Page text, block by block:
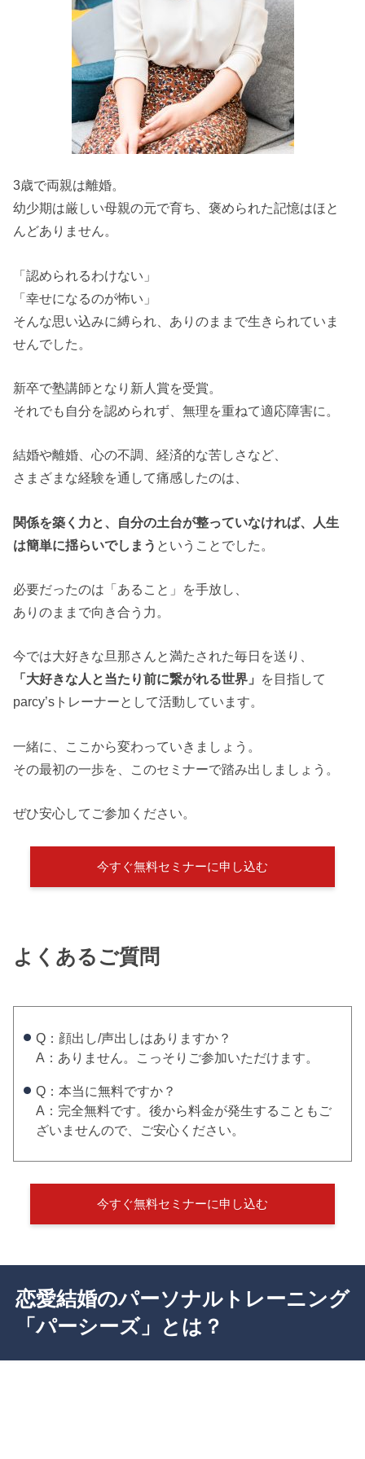
3歳で両親は離婚。
幼少期は厳しい母親の元で育ち、褒められた記憶はほと
んどありません。
「認められるわけない」
「幸せになるのが怖い」
そんな思い込みに縛られ、ありのままで生きられていま
せんでした。
新卒で塾講師となり新人賞を受賞。
それでも自分を認められず、無理を重ねて適応障害に。
結婚や離婚、心の不調、経済的な苦しさなど、
さまざまな経験を通して痛感したのは、
関係を築く力と、自分の土台が整っていなければ、人生
は簡単に揺らいでしまう ということでした。
必要だったのは「あること」を手放し、
ありのままで向き合う力。
今では大好きな旦那さんと満たされた毎日を送り、
「大好きな人と当たり前に繋がれる世界」 を目指して
parcy’sトレーナーとして活動しています。
一緒に、ここから変わっていきましょう。
その最初の一歩を、このセミナーで踏み出しましょう。
ぜひ安心してご参加ください。
今すぐ無料セミナーに申し込む
よくあるご質問
Q：顔出し/声出しはありますか？
A：ありません。こっそりご参加いただけます。
Q：本当に無料ですか？
A：完全無料です。後から料金が発生することもご
ざいませんので、ご安心ください。
今すぐ無料セミナーに申し込む
恋愛結婚のパーソナルトレーニング
「パーシーズ」とは？